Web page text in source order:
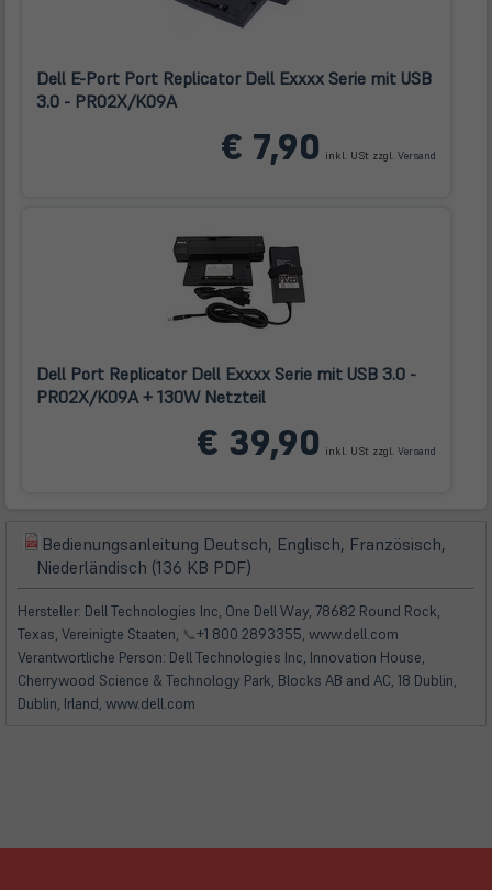
Dell E-Port Port Replicator Dell Exxxx Serie mit USB
3.0 - PR02X/K09A
€ 7,90 inkl. USt zzgl. Versand
Dell Port Replicator Dell Exxxx Serie mit USB 3.0 -
PR02X/K09A + 130W Netzteil
€ 39,90 inkl. USt zzgl. Versand
(öffnet
in
neuem
Tab)
Bedienungsanleitung Deutsch, Englisch, Französisch,
Niederländisch (136 KB PDF)
in
neuem
Tab)
Hersteller: Dell Technologies Inc, One Dell Way, 78682 Round Rock,
Texas, Vereinigte Staaten, 📞+1 800 2893355, www.dell.com
Verantwortliche Person: Dell Technologies Inc, Innovation House,
Cherrywood Science & Technology Park, Blocks AB and AC, 18 Dublin,
Dublin, Irland, www.dell.com